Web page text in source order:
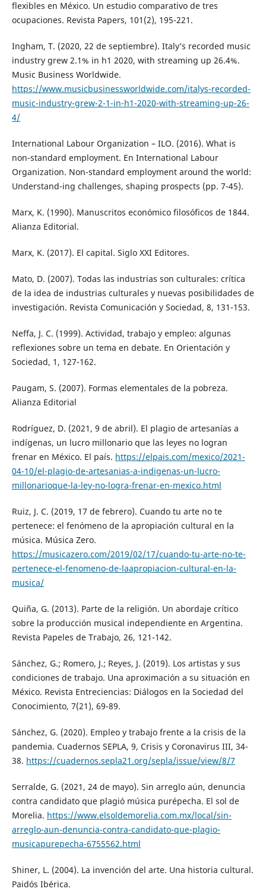
flexibles en México. Un estudio comparativo de tres
ocupaciones. Revista Papers, 101(2), 195-221.
Ingham, T. (2020, 22 de septiembre). Italy’s recorded music
industry grew 2.1% in h1 2020, with streaming up 26.4%.
Music Business Worldwide.
https://www.musicbusinessworldwide.com/italys-recorded-
music-industry-grew-2-1-in-h1-2020-with-streaming-up-26-
4/
International Labour Organization – ILO. (2016). What is
non-standard employment. En International Labour
Organization. Non-standard employment around the world:
Understand-ing challenges, shaping prospects (pp. 7-45).
Marx, K. (1990). Manuscritos económico filosóficos de 1844.
Alianza Editorial.
Marx, K. (2017). El capital. Siglo XXI Editores.
Mato, D. (2007). Todas las industrias son culturales: crítica
de la idea de industrias culturales y nuevas posibilidades de
investigación. Revista Comunicación y Sociedad, 8, 131-153.
Neffa, J. C. (1999). Actividad, trabajo y empleo: algunas
reflexiones sobre un tema en debate. En Orientación y
Sociedad, 1, 127-162.
Paugam, S. (2007). Formas elementales de la pobreza.
Alianza Editorial
Rodríguez, D. (2021, 9 de abril). El plagio de artesanías a
indígenas, un lucro millonario que las leyes no logran
frenar en México. El país. https://elpais.com/mexico/2021-
04-10/el-plagio-de-artesanias-a-indigenas-un-lucro-
millonarioque-la-ley-no-logra-frenar-en-mexico.html
Ruiz, J. C. (2019, 17 de febrero). Cuando tu arte no te
pertenece: el fenómeno de la apropiación cultural en la
música. Música Zero.
https://musicazero.com/2019/02/17/cuando-tu-arte-no-te-
pertenece-el-fenomeno-de-laapropiacion-cultural-en-la-
musica/
Quiña, G. (2013). Parte de la religión. Un abordaje crítico
sobre la producción musical independiente en Argentina.
Revista Papeles de Trabajo, 26, 121-142.
Sánchez, G.; Romero, J.; Reyes, J. (2019). Los artistas y sus
condiciones de trabajo. Una aproximación a su situación en
México. Revista Entreciencias: Diálogos en la Sociedad del
Conocimiento, 7(21), 69-89.
Sánchez, G. (2020). Empleo y trabajo frente a la crisis de la
pandemia. Cuadernos SEPLA, 9, Crisis y Coronavirus III, 34-
38. https://cuadernos.sepla21.org/sepla/issue/view/8/7
Serralde, G. (2021, 24 de mayo). Sin arreglo aún, denuncia
contra candidato que plagió música purépecha. El sol de
Morelia. https://www.elsoldemorelia.com.mx/local/sin-
arreglo-aun-denuncia-contra-candidato-que-plagio-
musicapurepecha-6755562.html
Shiner, L. (2004). La invención del arte. Una historia cultural.
Paidós Ibérica.